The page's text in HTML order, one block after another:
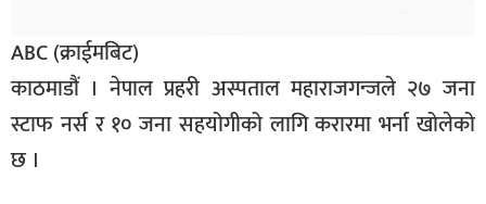
ABC (क्राईमबिट)
काठमाडौं । नेपाल प्रहरी अस्पताल महाराजगन्जले २७ जना
स्टाफ नर्स र १० जना सहयोगीको लागि करारमा भर्ना खोलेको
छ ।